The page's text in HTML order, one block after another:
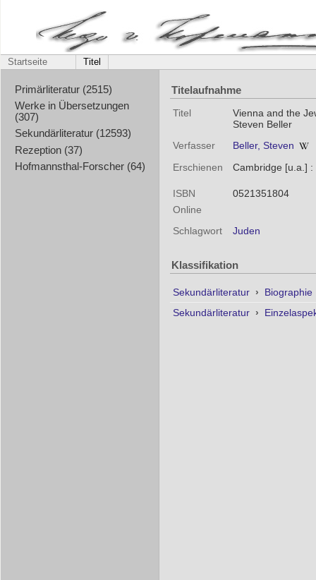
Startseite Titel
Primärliteratur (2515)
Werke in Übersetzungen
(307)
Sekundärliteratur (12593)
Rezeption (37)
Hofmannsthal-Forscher (64)
Titelaufnahme
Titel
Vienna and the
Steven Beller
Verfasser
Beller, Steven
Erschienen
Cambridge [u.a.] :
ISBN
0521351804
Online
Schlagwort
Juden
Klassifikation
Sekundärliteratur ›
Biographie
Sekundärliteratur ›